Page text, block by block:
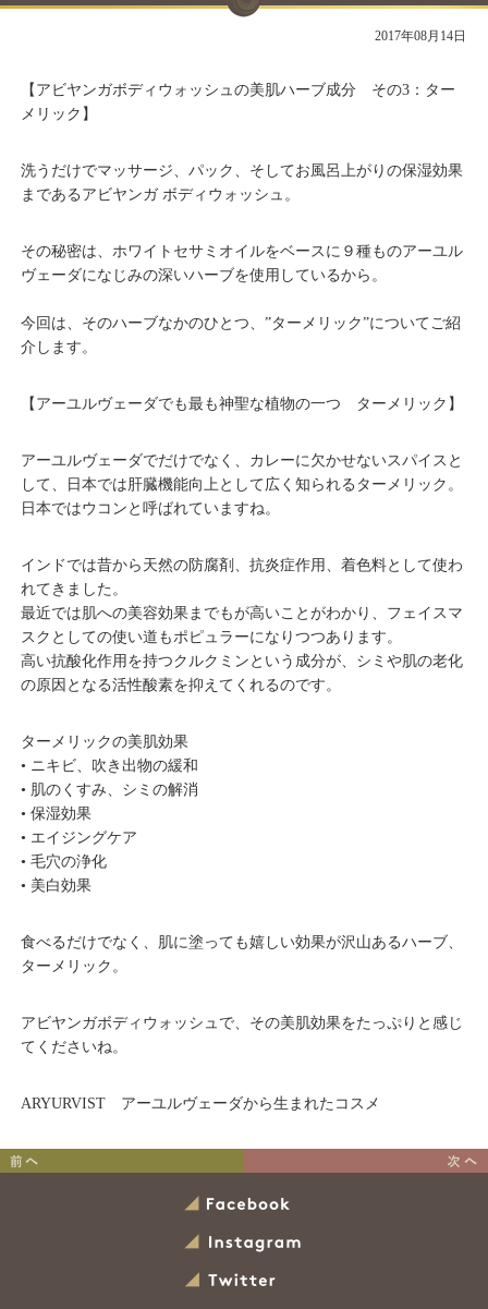
2017年08月14日
【アビヤンガボディウォッシュの美肌ハーブ成分 その3：ター
メリック】
洗うだけでマッサージ、パック、そしてお風呂上がりの保湿効果
まであるアビヤンガ ボディウォッシュ。
その秘密は、ホワイトセサミオイルをベースに９種ものアーユル
ヴェーダになじみの深いハーブを使用しているから。
今回は、そのハーブなかのひとつ、”ターメリック”についてご紹
介します。
【アーユルヴェーダでも最も神聖な植物の一つ ターメリック】
アーユルヴェーダでだけでなく、カレーに欠かせないスパイスと
して、日本では肝臓機能向上として広く知られるターメリック。
日本ではウコンと呼ばれていますね。
インドでは昔から天然の防腐剤、抗炎症作用、着色料として使わ
れてきました。
最近では肌への美容効果までもが高いことがわかり、フェイスマ
スクとしての使い道もポピュラーになりつつあります。
高い抗酸化作用を持つクルクミンという成分が、シミや肌の老化
の原因となる活性酸素を抑えてくれるのです。
ターメリックの美肌効果
• ニキビ、吹き出物の緩和
• 肌のくすみ、シミの解消
• 保湿効果
• エイジングケア
• 毛穴の浄化
• 美白効果
食べるだけでなく、肌に塗っても嬉しい効果が沢山あるハーブ、
ターメリック。
アビヤンガボディウォッシュで、その美肌効果をたっぷりと感じ
てくださいね。
ARYURVIST アーユルヴェーダから生まれたコスメ
ひとこと
Facebook
Instagram